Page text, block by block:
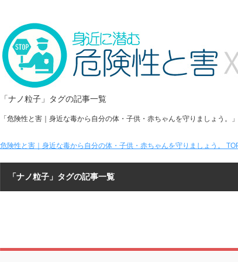
「ナノ粒子」タグの記事一覧
「危険性と害｜身近な毒から自分の体・子供・赤ちゃんを守りましょう。
危険性と害｜身近な毒から自分の体・子供・赤ちゃんを守りましょう。
「ナノ粒子」タグの記事一覧